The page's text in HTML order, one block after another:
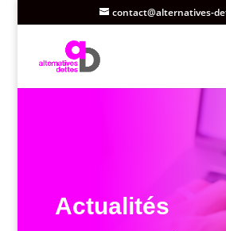
contact@alternatives-
Actualités